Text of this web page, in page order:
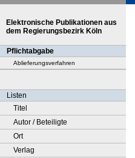
Elektronische Publikationen aus
dem Regierungsbezirk Köln
Pflichtabgabe
Ablieferungsverfahren
Listen
Titel
Autor / Beteiligte
Ort
Verlag